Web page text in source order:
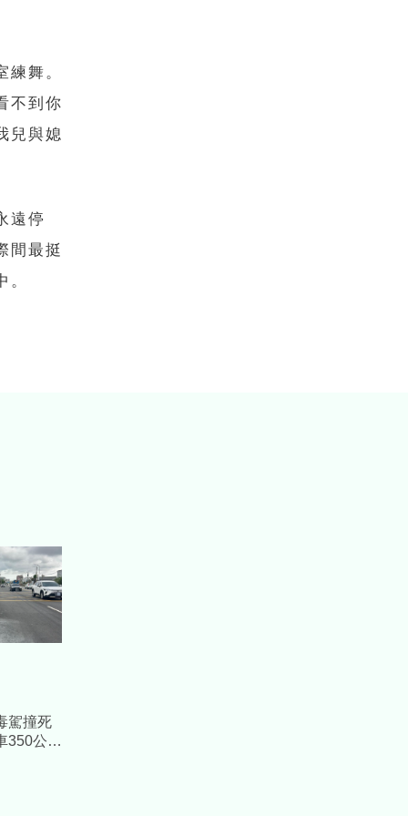
舞。
不到你
兒與媳
遠停
間最挺
駕撞死
350公尺